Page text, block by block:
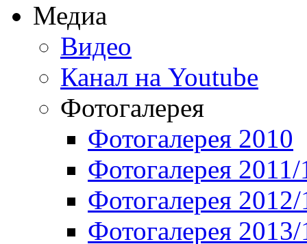
Медиа
Видео
Канал на Youtube
Фотогалерея
Фотогалерея 2010
Фотогалерея 2011/
Фотогалерея
Фотогалерея